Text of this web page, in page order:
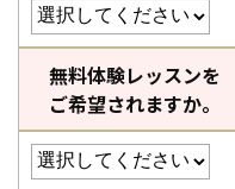
無料体験レッスンを
ご希望されますか。